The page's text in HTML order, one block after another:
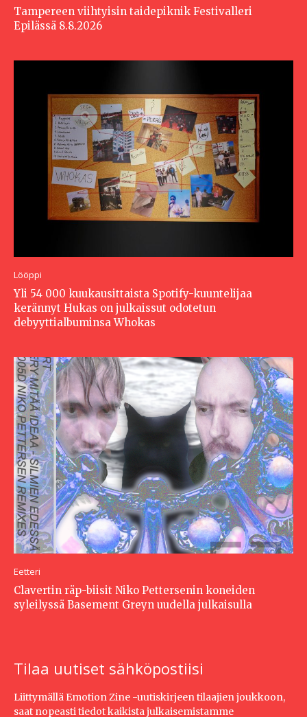
Tampereen viihtyisin taidepiknik Festivalleri
Epilässä 8.8.2026
Lööppi
Yli 54 000 kuukausittaista Spotify-kuuntelijaa
kerännyt Hukas on julkaissut odotetun
debyyttialbuminsa Whokas
Eetteri
Clavertin räp-biisit Niko Pettersenin koneiden
syleilyssä Basement Greyn uudella julkaisulla
Tilaa uutiset sähköpostiisi
Liittymällä Emotion Zine -uutiskirjeen tilaajien joukkoon,
saat nopeasti tiedot kaikista julkaisemistamme